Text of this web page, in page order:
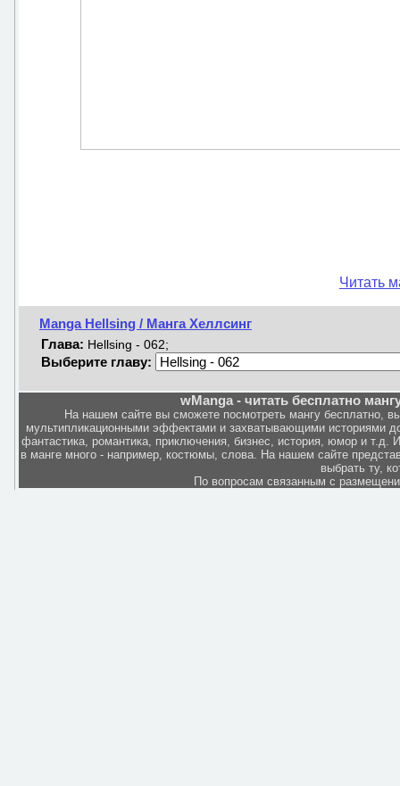
Читать
Manga Hellsing / Манга Хеллсинг
Глава: Hellsing - 062;
Выберите главу:
wManga - читать бесплатно
На нашем сайте вы сможете посмотреть мангу бесплатно,
мультипликационными эффектами и захватывающими историями
фантастика, романтика, приключения, бизнес, история, юмор и
в манге много - например, костюмы, слова. На нашем сайте
выбрать ту,
По вопросам связанным с